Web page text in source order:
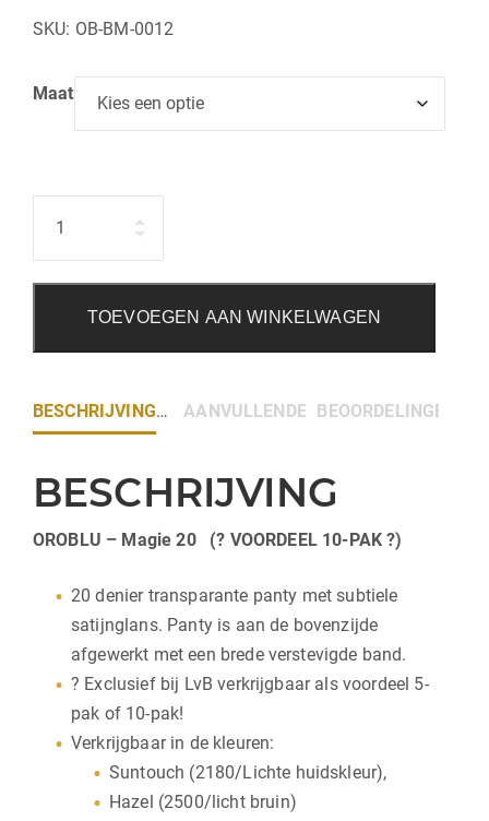
SKU: OB-BM-0012
Maat
TOEVOEGEN AAN WINKELWAGEN
BESCHRIJVING AANVULLENDE INFORMATIE
BEOORDELINGEN (0)
BESCHRIJVING
OROBLU – Magie 20 (? VOORDEEL 10-PAK ?)
20 denier transparante panty met subtiele
satijnglans. Panty is aan de bovenzijde
afgewerkt met een brede verstevigde band.
? Exclusief bij LvB verkrijgbaar als voordeel 5-
pak of 10-pak!
Verkrijgbaar in de kleuren:
Suntouch (2180/Lichte huidskleur),
Hazel (2500/licht bruin)